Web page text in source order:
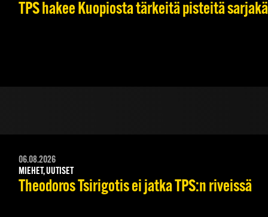
TPS hakee Kuopiosta tärkeitä pisteitä
06.08.2026
MIEHET, UUTISET
Theodoros Tsirigotis ei jatka TPS:n riveissä